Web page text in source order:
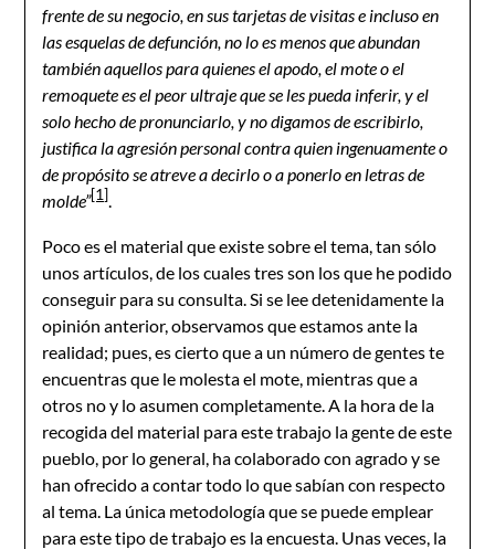
frente de su negocio, en sus tarjetas de visitas e incluso en
las esquelas de defunción, no lo es menos que abundan
también aquellos para quienes el apodo, el mote o el
remoquete es el peor ultraje que se les pueda inferir, y el
solo hecho de pronunciarlo, y no digamos de escribirlo,
justifica la agresión personal contra quien ingenuamente o
de propósito se atreve a decirlo o a ponerlo en letras de
molde”[1].
Poco es el material que existe sobre el tema, tan sólo
unos artículos, de los cuales tres son los que he podido
conseguir para su consulta. Si se lee detenidamente la
opinión anterior, observamos que estamos ante la
realidad; pues, es cierto que a un número de gentes te
encuentras que le molesta el mote, mientras que a
otros no y lo asumen completamente. A la hora de la
recogida del material para este trabajo la gente de este
pueblo, por lo general, ha colaborado con agrado y se
han ofrecido a contar todo lo que sabían con respecto
al tema. La única metodología que se puede emplear
para este tipo de trabajo es la encuesta. Unas veces, la